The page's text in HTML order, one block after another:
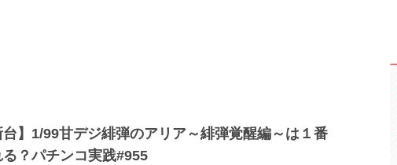
】1/99甘デジ緋弾のアリア～緋弾覚醒編～は１番
？パチンコ実践#955